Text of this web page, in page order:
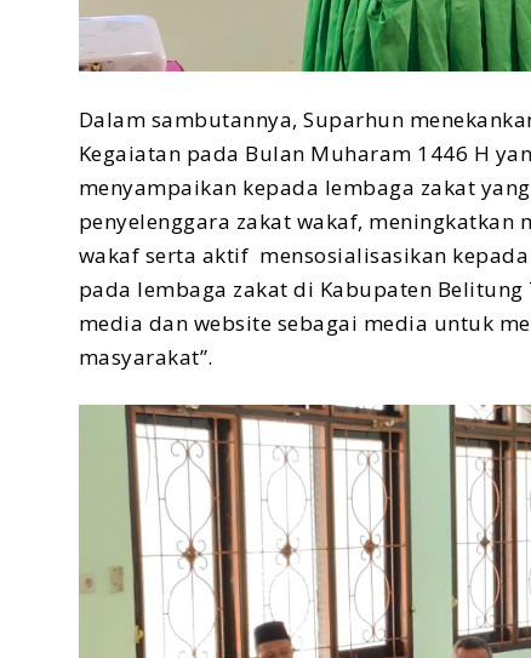
Dalam sambutannya, Suparhun
Kegaiatan pada Bulan Muharam 1446 H
menyampaikan kepada lembaga zakat
penyelenggara zakat wakaf,
wakaf serta aktif mensosialisasikan
pada lembaga zakat di Kabupaten
media dan website sebagai media untuk
masyarakat”.